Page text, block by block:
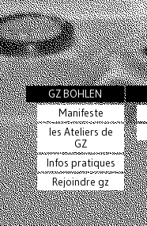
GZ BOHLEN
Manifeste
les Ateliers de
GZ
Infos pratiques
Rejoindre gz